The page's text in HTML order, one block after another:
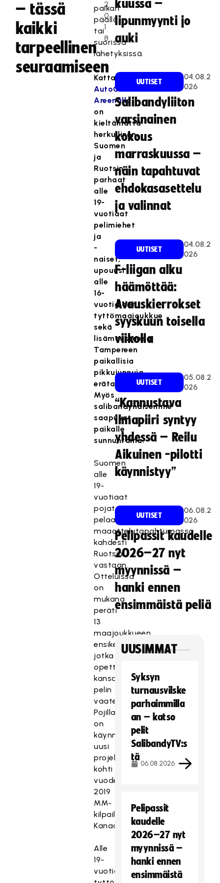
– tässä
kaikki
tarpeellinen
seuraamiseen
2
0
1
8
paikan
päällä
tai
suorissa
lähetyksissä.
Kattaus
AutoCenter
Areenalla
on
kieltämättä
herkullinen.
Suomen
ja
Ruotsin
parhaat
alle
19-
vuotiaat
pelimiehet
ja
-
naiset,
upouusi
alle
16-
vuotiaiden
tyttömaajoukkue
sekä
lisämausteena
Tampereen
paikallisia
pikkujunnuja
erätaukoskaboissa.
Myös
salibandynaisemme
saapuvat
paikalle
sunnuntaina.
Suomen
alle
19-
vuotiaat
pojat
pelaavat
maaottelutapahtumassa
kahdesti
Ruotsia
vastaan.
Otteluissa
on
mukana
peräti
13
maajoukkueen
ensikertalaista,
jotka
opettelevat
kansainvälisen
pelin
vaateita.
Pojilla
on
käynnistymässä
uusi
projekti
kohti
vuoden
2019
MM-
kilpailuja
Kanadassa.
Alle
19-
vuotiaiden
kuussa –
lipunmyynti jo
auki
UUTISET
04.08.2
026
Salibandyliiton
varsinainen
kokous
marraskuussa –
näin tapahtuvat
ehdokasasettelu
ja valinnat
UUTISET
04.08.2
026
F-liigan alku
häämöttää:
Avauskierrokset
syyskuun toisella
viikolla
UUTISET
05.08.2
026
“Kannustava
ilmapiiri syntyy
yhdessä – Reilu
Aikuinen -pilotti
käynnistyy”
UUTISET
06.08.2
026
Pelipassit kaudelle
2026–27 nyt
myynnissä –
hanki ennen
ensimmäistä peliä
UUSIMMAT
Syksyn
turnausvilske
parhaimmilla
an – katso
pelit
SalibandyTV:s
tä
06.08.2026
Pelipassit
kaudelle
2026–27 nyt
myynnissä –
hanki ennen
ensimmäistä